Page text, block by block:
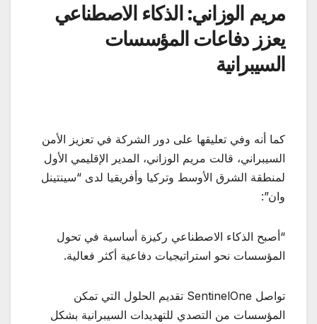
مريم الوزاني: الذكاء الاصطناعي
يعزز دفاعات المؤسسات
السيبرانية
كما أنه وفي تعليقها على دور الشركة في تعزيز الأمن
السيبراني، قالت مريم الوزاني، المدير الإقليمي الأول
لمنطقة الشرق الأوسط وتركيا وأفريقيا لدى “سينتينل
وان”:
“أصبح الذكاء الاصطناعي ركيزة أساسية في تحول
المؤسسات نحو استراتيجيات دفاعية أكثر فعالية.
تواصل SentinelOne تقديم الحلول التي تمكن
المؤسسات من التصدي للتهديدات السيبرانية بشكل